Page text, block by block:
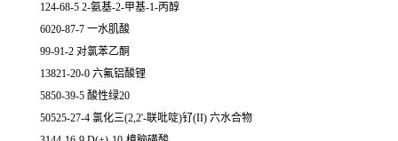
124-68-5 2-氨基-2-甲基-1-丙醇
6020-87-7 一水肌酸
99-91-2 对氯苯乙酮
13821-20-0 六氟铝酸锂
5850-39-5 酸性绿20
50525-27-4 氯化三(2,2'-联吡啶)钌(II) 六水合物